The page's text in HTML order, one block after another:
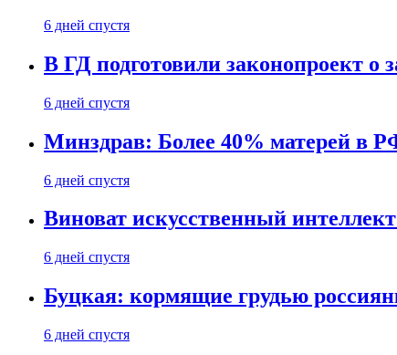
6 дней спустя
В ГД подготовили законопроект
6 дней спустя
Минздрав: Более 40% матерей в
6 дней спустя
Виноват искусственный
6 дней спустя
Буцкая: кормящие грудью
6 дней спустя